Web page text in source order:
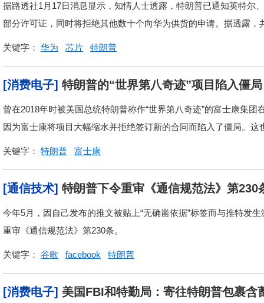
据路透社1月17日消息显示，知情人士透露，特朗普已通知英特尔
部分许可证，同时将拒绝其他数十个向华为供货的申请。据透露
关键字： 华为 芯片 特朗普
[消费电子] 特朗普的“世界第八奇迹”项目陷入僵
曾在2018年时被美国总统特朗普称作“世界第八奇迹”的富士康集
因为富士康将项目大幅缩水并拒绝签订新的合同而陷入了僵局。
关键字： 特朗普 富士康
[通信技术] 特朗普下令重审《通信规范法》第230
今年5月，因自己发布的推文被贴上“无确凿依据”标签而与推特发
重审《通信规范法》第230条。
关键字： 谷歌 facebook 特朗普
[消费电子] 美国FBI和特勤局：寄往特朗普包裹含